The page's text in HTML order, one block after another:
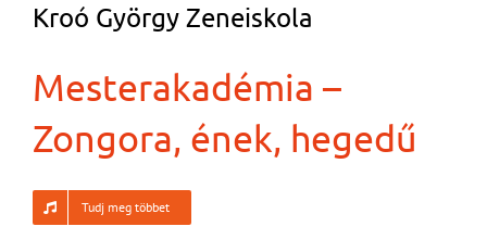
Kroó György Zeneiskola
Mesterakadémia –
Zongora, ének, hegedű
Tudj meg többet